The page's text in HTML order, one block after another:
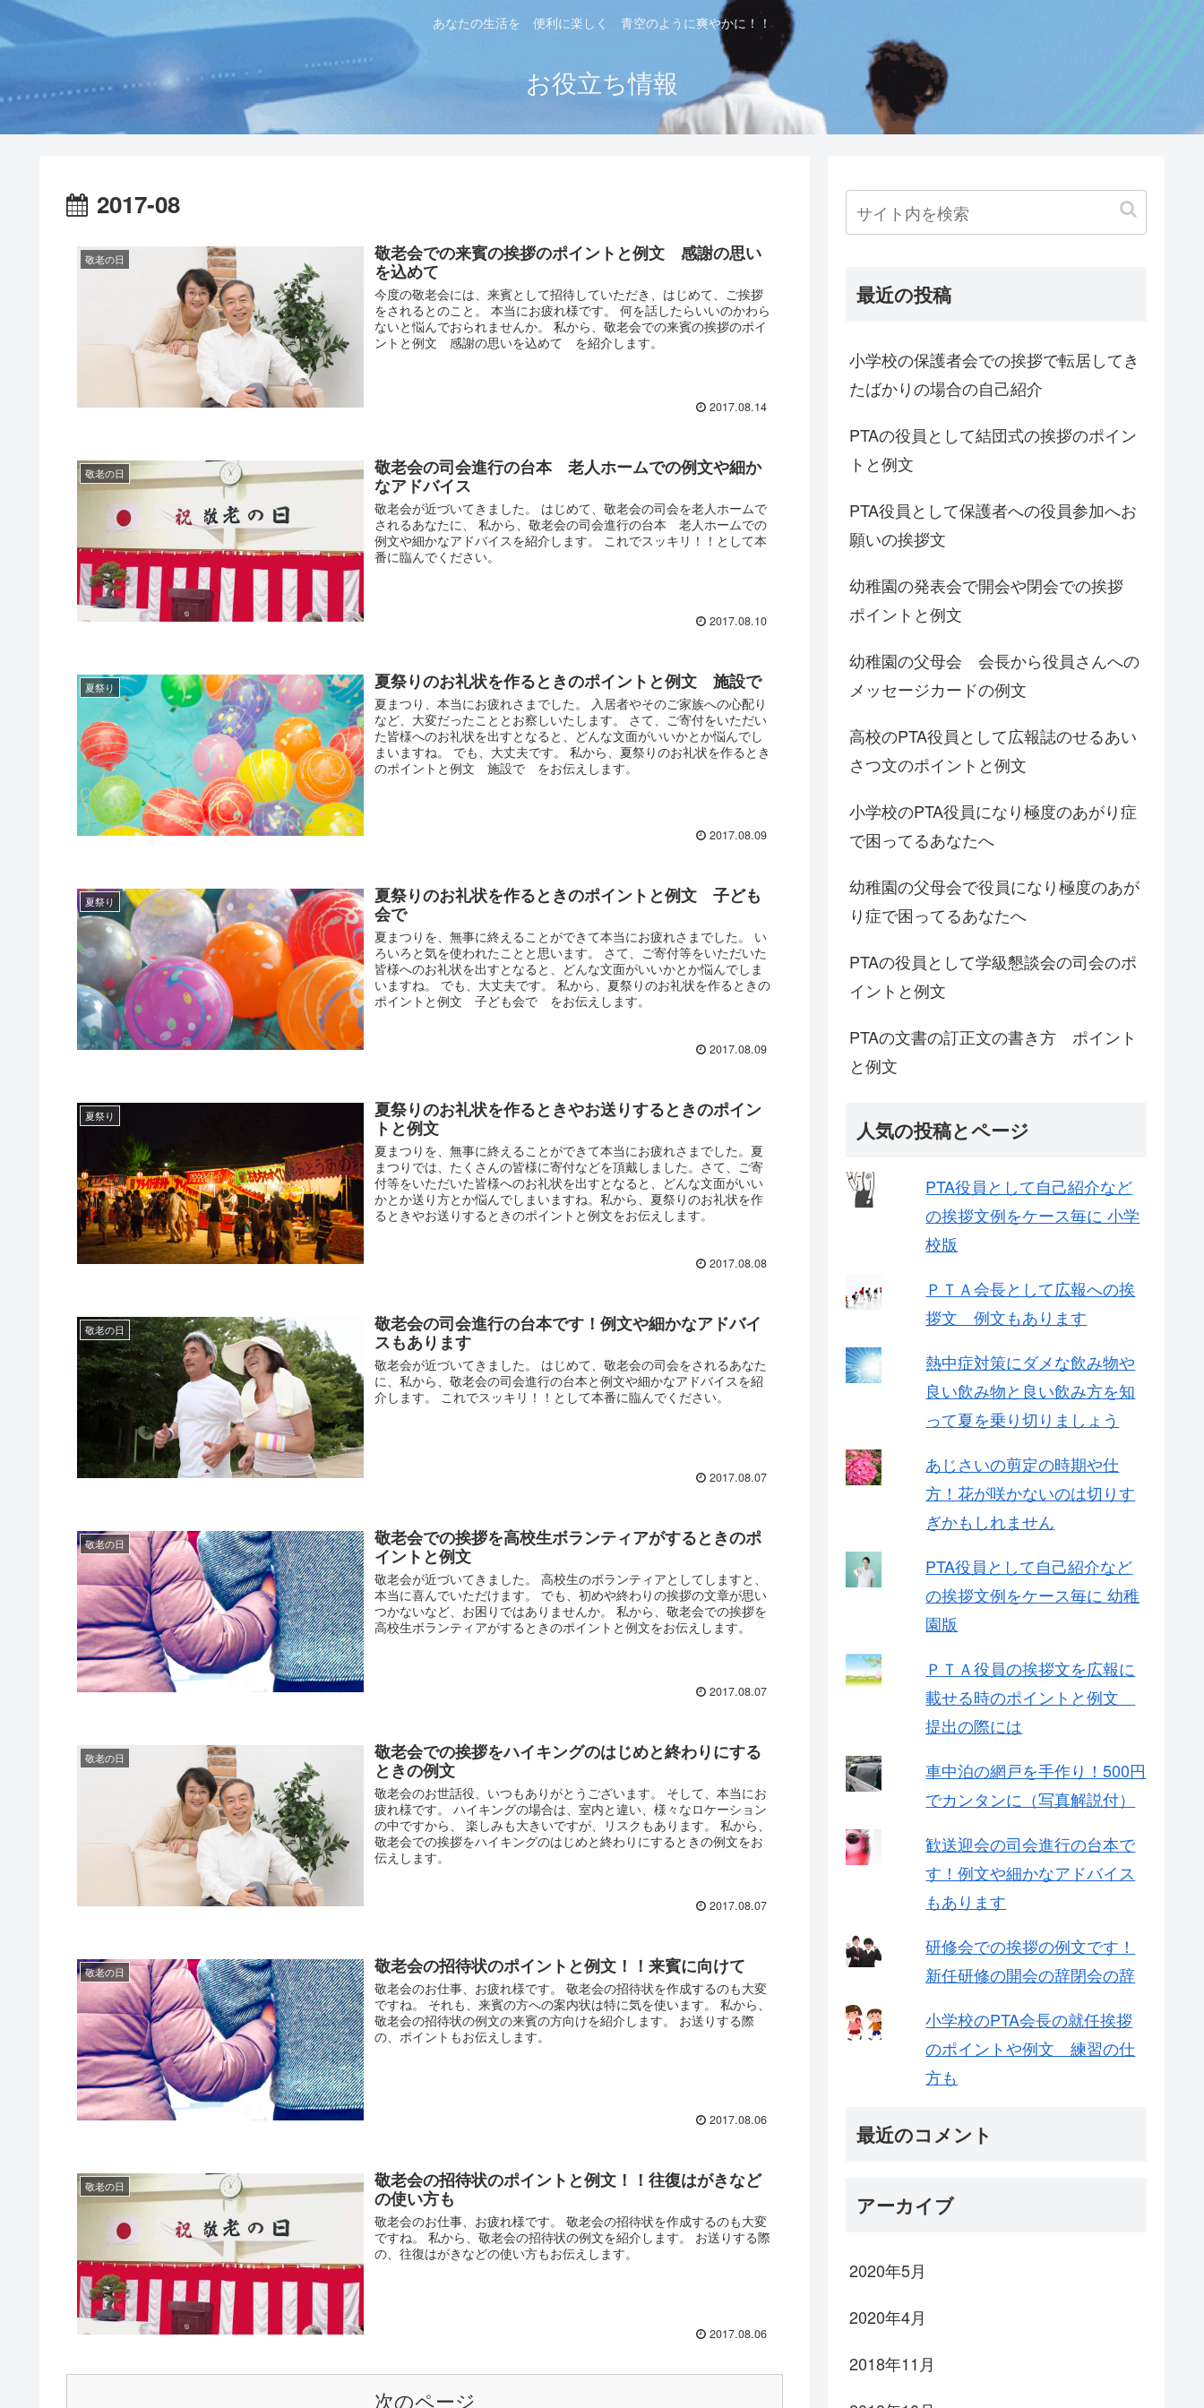
あなたの生活を 便利に楽しく 青空のように爽やかに！！
お役立ち情報
2017-08
敬老の日
敬老会での来賓の挨拶のポイントと例文 感謝の思い
を込めて
今度の敬老会には、来賓として招待していただき、はじめて、ご挨拶
をされるとのこと。 本当にお疲れ様です。 何を話したらいいのかわら
ないと悩んでおられませんか。 私から、敬老会での来賓の挨拶のポイ
ントと例文 感謝の思いを込めて を紹介します。
2017.08.14
敬老の日
敬老会の司会進行の台本 老人ホームでの例文や細か
なアドバイス
敬老会が近づいてきました。 はじめて、敬老会の司会を老人ホームで
されるあなたに、 私から、敬老会の司会進行の台本 老人ホームでの
例文や細かなアドバイスを紹介します。 これでスッキリ！！として本
番に臨んでください。
2017.08.10
夏祭り 夏祭りのお礼状を作るときのポイントと例文 施設で
夏まつり、本当にお疲れさまでした。 入居者やそのご家族への心配り
など、大変だったこととお察しいたします。 さて、ご寄付をいただい
た皆様へのお礼状を出すとなると、どんな文面がいいかとか悩んでし
まいますね。 でも、大丈夫です。 私から、夏祭りのお礼状を作るとき
のポイントと例文 施設で をお伝えします。
2017.08.09
夏祭り
夏祭りのお礼状を作るときのポイントと例文 子ども
会で
夏まつりを、無事に終えることができて本当にお疲れさまでした。 い
ろいろと気を使われたことと思います。 さて、ご寄付等をいただいた
皆様へのお礼状を出すとなると、どんな文面がいいかとか悩んでしま
いますね。 でも、大丈夫です。 私から、夏祭りのお礼状を作るときの
ポイントと例文 子ども会で をお伝えします。
2017.08.09
夏祭り
夏祭りのお礼状を作るときやお送りするときのポイン
トと例文
夏まつりを、無事に終えることができて本当にお疲れさまでした。夏
まつりでは、たくさんの皆様に寄付などを頂戴しました。さて、ご寄
付等をいただいた皆様へのお礼状を出すとなると、どんな文面がいい
かとか送り方とか悩んでしまいますね。私から、夏祭りのお礼状を作
るときやお送りするときのポイントと例文をお伝えします。
2017.08.08
敬老の日
敬老会の司会進行の台本です！例文や細かなアドバイ
スもあります
敬老会が近づいてきました。 はじめて、敬老会の司会をされるあなた
に、私から、敬老会の司会進行の台本と例文や細かなアドバイスを紹
介します。 これでスッキリ！！として本番に臨んでください。
2017.08.07
敬老の日
敬老会での挨拶を高校生ボランティアがするときのポ
イントと例文
敬老会が近づいてきました。 高校生のボランティアとしてしますと、
本当に喜んでいただけます。 でも、初めや終わりの挨拶の文章が思い
つかないなど、お困りではありませんか。 私から、敬老会での挨拶を
高校生ボランティアがするときのポイントと例文をお伝えします。
2017.08.07
敬老の日
敬老会での挨拶をハイキングのはじめと終わりにする
ときの例文
敬老会のお世話役、いつもありがとうございます。 そして、本当にお
疲れ様です。 ハイキングの場合は、室内と違い、様々なロケーション
の中ですから、 楽しみも大きいですが、リスクもあります。 私から、
敬老会での挨拶をハイキングのはじめと終わりにするときの例文をお
伝えします。
2017.08.07
敬老の日 敬老会の招待状のポイントと例文！！来賓に向けて
敬老会のお仕事、お疲れ様です。 敬老会の招待状を作成するのも大変
ですね。 それも、来賓の方への案内状は特に気を使います。 私から、
敬老会の招待状の例文の来賓の方向けを紹介します。 お送りする際
の、ポイントもお伝えします。
2017.08.06
敬老の日
敬老会の招待状のポイントと例文！！往復はがきなど
の使い方も
敬老会のお仕事、お疲れ様です。 敬老会の招待状を作成するのも大変
ですね。 私から、敬老会の招待状の例文を紹介します。 お送りする際
の、往復はがきなどの使い方もお伝えします。
2017.08.06
次のページ
最近の投稿
小学校の保護者会での挨拶で転居してき
たばかりの場合の自己紹介
PTAの役員として結団式の挨拶のポイン
トと例文
PTA役員として保護者への役員参加へお
願いの挨拶文
幼稚園の発表会で開会や閉会での挨拶
ポイントと例文
幼稚園の父母会 会長から役員さんへの
メッセージカードの例文
高校のPTA役員として広報誌のせるあい
さつ文のポイントと例文
小学校のPTA役員になり極度のあがり症
で困ってるあなたへ
幼稚園の父母会で役員になり極度のあが
り症で困ってるあなたへ
PTAの役員として学級懇談会の司会のポ
イントと例文
PTAの文書の訂正文の書き方 ポイント
と例文
人気の投稿とページ
PTA役員として自己紹介など
の挨拶文例をケース毎に 小学
校版
ＰＴＡ会長として広報への挨
拶文 例文もあります
熱中症対策にダメな飲み物や
良い飲み物と良い飲み方を知
って夏を乗り切りましょう
あじさいの剪定の時期や仕
方！花が咲かないのは切りす
ぎかもしれません
PTA役員として自己紹介など
の挨拶文例をケース毎に 幼稚
園版
ＰＴＡ役員の挨拶文を広報に
載せる時のポイントと例文
提出の際には
車中泊の網戸を手作り！500円
でカンタンに（写真解説付）
歓送迎会の司会進行の台本で
す！例文や細かなアドバイス
もあります
研修会での挨拶の例文です！
新任研修の開会の辞閉会の辞
小学校のPTA会長の就任挨拶
のポイントや例文 練習の仕
方も
最近のコメント
アーカイブ
2020年5月
2020年4月
2018年11月